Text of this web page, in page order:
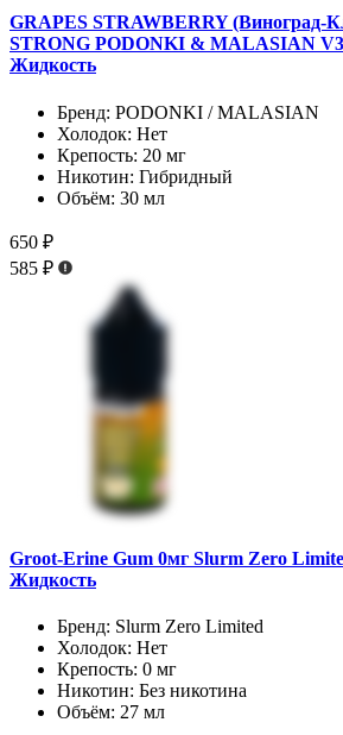
GRAPES STRAWBERRY (Виноград-
STRONG PODONKI & MALASIAN
Жидкость
Бренд: PODONKI / MALASIAN
Холодок: Нет
Крепость: 20 мг
Никотин: Гибридный
Объём: 30 мл
650 ₽
585 ₽
Groot-Erine Gum 0мг Slurm Zero
Жидкость
Бренд: Slurm Zero Limited
Холодок: Нет
Крепость: 0 мг
Никотин: Без никотина
Объём: 27 мл